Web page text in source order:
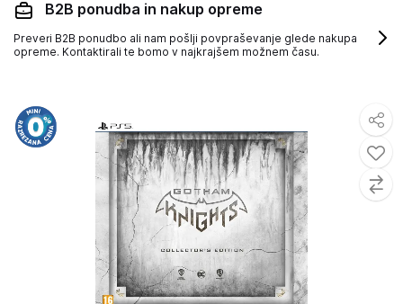
B2B ponudba in nakup opreme
Preveri B2B ponudbo ali nam pošlji povpraševanje glede nakupa
opreme. Kontaktirali te bomo v najkrajšem možnem času.